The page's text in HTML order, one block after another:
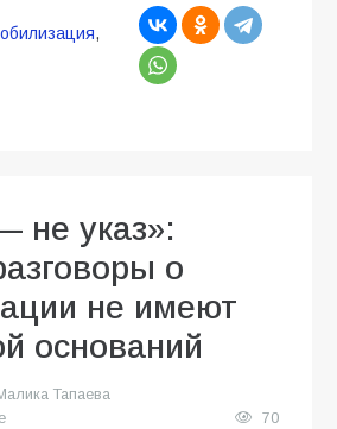
,
не указ»:
о
не имеют
оснований
Тапаева
70